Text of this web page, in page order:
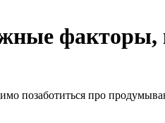
факторы,
позаботиться про